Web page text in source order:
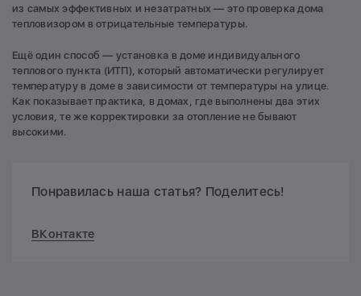
из самых эффективных и незатратных — это проверка дома
тепловизором в отрицательные температуры.
Ещё один способ — установка в доме индивидуального
теплового пункта (ИТП), который автоматически регулирует
температуру в доме в зависимости от температуры на улице.
Как показывает практика, в домах, где выполнены два этих
условия, те же корректировки за отопление не бывают
высокими.
Понравилась наша статья? Поделитесь!
ВКонтакте